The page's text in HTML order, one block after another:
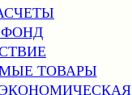
ТОВАРЫ